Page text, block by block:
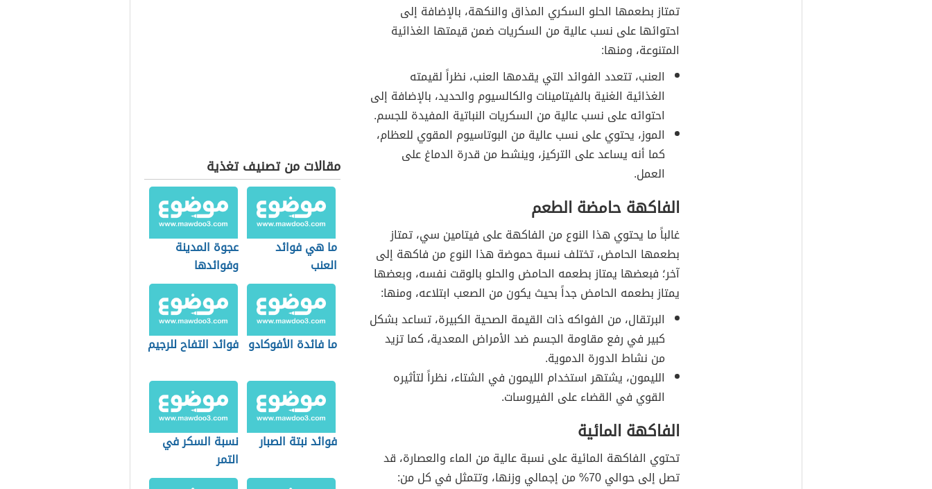
تمتاز بطعمها الحلو السكري المذاق والنكهة، بالإضافة إلى
احتوائها على نسب عالية من السكريات ضمن قيمتها الغذائية
المتنوعة، ومنها:
العنب، تتعدد الفوائد التي يقدمها العنب، نظراً لقيمته
الغذائية الغنية بالفيتامينات والكالسيوم والحديد، بالإضافة إلى
احتوائه على نسب عالية من السكريات النباتية المفيدة للجسم.
الموز، يحتوي على نسب عالية من البوتاسيوم المقوي للعظام،
كما أنه يساعد على التركيز، وينشط من قدرة الدماغ على
العمل.
الفاكهة حامضة الطعم
غالباً ما يحتوي هذا النوع من الفاكهة على فيتامين سي، تمتاز
بطعمها الحامض، تختلف نسبة حموضة هذا النوع من فاكهة إلى
آخر؛ فبعضها يمتاز بطعمه الحامض والحلو بالوقت نفسه، وبعضها
يمتاز بطعمه الحامض جداً بحيث يكون من الصعب ابتلاعه، ومنها:
البرتقال، من الفواكه ذات القيمة الصحية الكبيرة، تساعد بشكل
كبير في رفع مقاومة الجسم ضد الأمراض المعدية، كما تزيد
من نشاط الدورة الدموية.
الليمون، يشتهر استخدام الليمون في الشتاء، نظراً لتأثيره
القوي في القضاء على الفيروسات.
الفاكهة المائية
تحتوي الفاكهة المائية على نسبة عالية من الماء والعصارة، قد
تصل إلى حوالي 70% من إجمالي وزنها، وتتمثل في كل من:
مقالات من تصنيف تغذية
ما هي فوائد
العنب
عجوة المدينة
وفوائدها
ما فائدة الأفوكادو فوائد التفاح للرجيم
فوائد نبتة الصبار
نسبة السكر في
التمر